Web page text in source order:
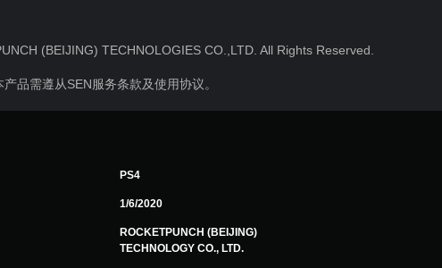
(BEIJING) TECHNOLOGIES CO.,LTD. All Rights Reserved.
品需遵从SEN服务条款及使用协议。
PS4
1/6/2020
ROCKETPUNCH (BEIJING)
TECHNOLOGY CO., LTD.